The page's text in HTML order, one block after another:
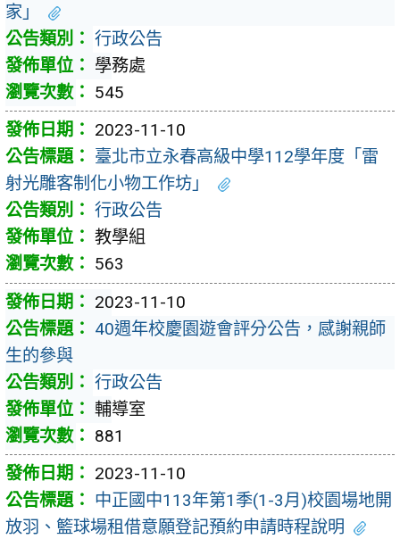
家」
行政公告
學務處
545
2023-11-10
臺北市立永春高級中學112學年度「雷
射光雕客制化小物工作坊」
行政公告
教學組
563
2023-11-10
40週年校慶園遊會評分公告，感謝親師
生的參與
行政公告
輔導室
881
2023-11-10
中正國中113年第1季(1-3月)校園場地開
放羽、籃球場租借意願登記預約申請時程說明